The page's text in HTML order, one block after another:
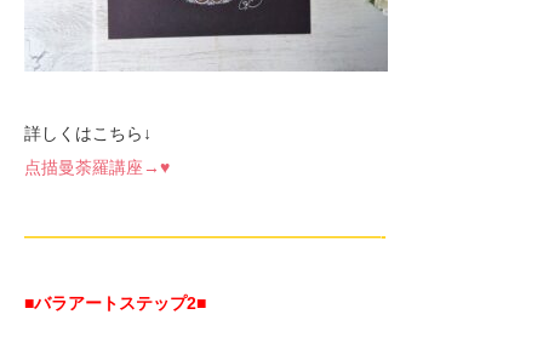
詳しくはこちら↓
点描曼荼羅講座→♥
—————————————————————-
■バラアートステップ2■